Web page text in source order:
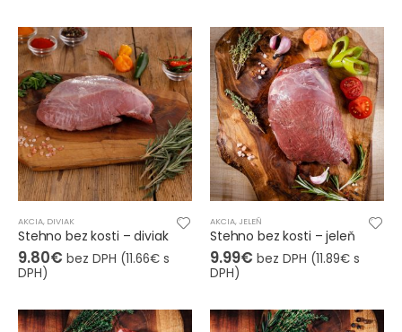
AKCIA, DIVIAK
Stehno bez kosti – diviak
9.80€ bez DPH (11.66€ s
DPH)
AKCIA,JELEŇ
Stehno bez kosti – jeleň
9.99€ bez DPH (11.89€ s
DPH)